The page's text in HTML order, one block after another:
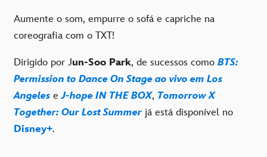
Aumente o som, empurre o sofá e capriche na
coreografia com o TXT!
Dirigido por Jun-Soo Park, de sucessos como BTS:
Permission to Dance On Stage ao vivo em Los
Angeles eJ-hope IN THE BOX, Tomorrow X
Together: Our Lost Summer já está disponível no
Disney+.